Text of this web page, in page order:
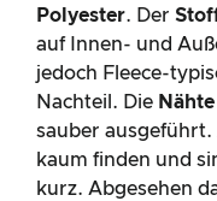
Polyester. Der
auf Innen- und
jedoch Fleece-
Nachteil. Die Nähte
sauber ausgeführt.
kaum finden und
kurz. Abgesehen